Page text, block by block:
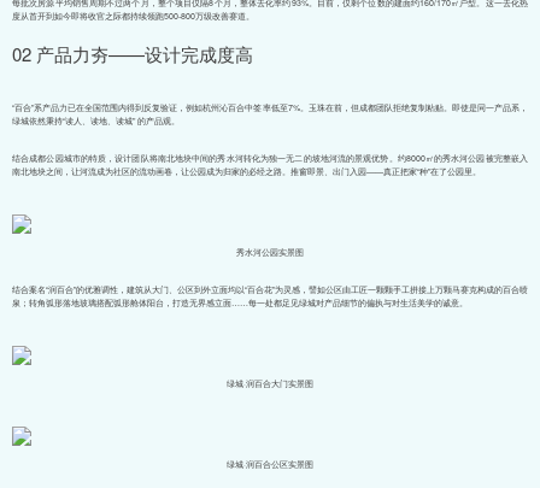
每批次房源平均销售周期不过两个月，整个项目仅隔8个月，整体去化率约93%。目前，仅剩个位数的建面约160/170㎡户型。这一去化热
度从首开到如今即将收官之际都持续领跑500-800万级改善赛道。
02 产品力夯——设计完成度高
“百合”系产品力已在全国范围内得到反复验证，例如杭州沁百合中签率低至7%。玉珠在前，但成都团队拒绝复制粘贴。即使是同一产品系，
绿城依然秉持“读人、读地、读城” 的产品观。
结合成都公园城市的特质，设计团队将南北地块中间的秀水河转化为独一无二的坡地河流的景观优势。约8000㎡的秀水河公园被完整嵌入
南北地块之间，让河流成为社区的流动画卷，让公园成为归家的必经之路。推窗即景、出门入园——真正把家“种”在了公园里。
秀水河公园实景图
结合案名“润百合”的优雅调性，建筑从大门、公区到外立面均以“百合花”为灵感，譬如公区由工匠一颗颗手工拼接上万颗马赛克构成的百合喷
泉；转角弧形落地玻璃搭配弧形舱体阳台，打造无界感立面……每一处都足见绿城对产品细节的偏执与对生活美学的诚意。
绿城·润百合大门实景图
绿城·润百合公区实景图